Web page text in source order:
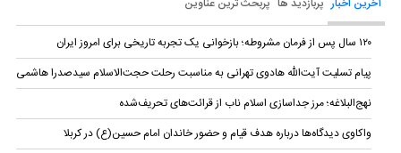
۱۲۰ سال پس از فرمان مشروطه؛ بازخوانی یک تجربه تاریخی برای امروز ایران
پیام تسلیت آیت‌الله هادوی تهرانی به مناسبت رحلت حجت‌الاسلام سیدصدرا هاشمی
نهج‌البلاغه؛ مرز جداسازی اسلام ناب از قرائت‌های تحریف‌شده
واکاوی دیدگاه‌ها درباره هدف قیام و حضور خاندان امام حسین(ع) در کربلا